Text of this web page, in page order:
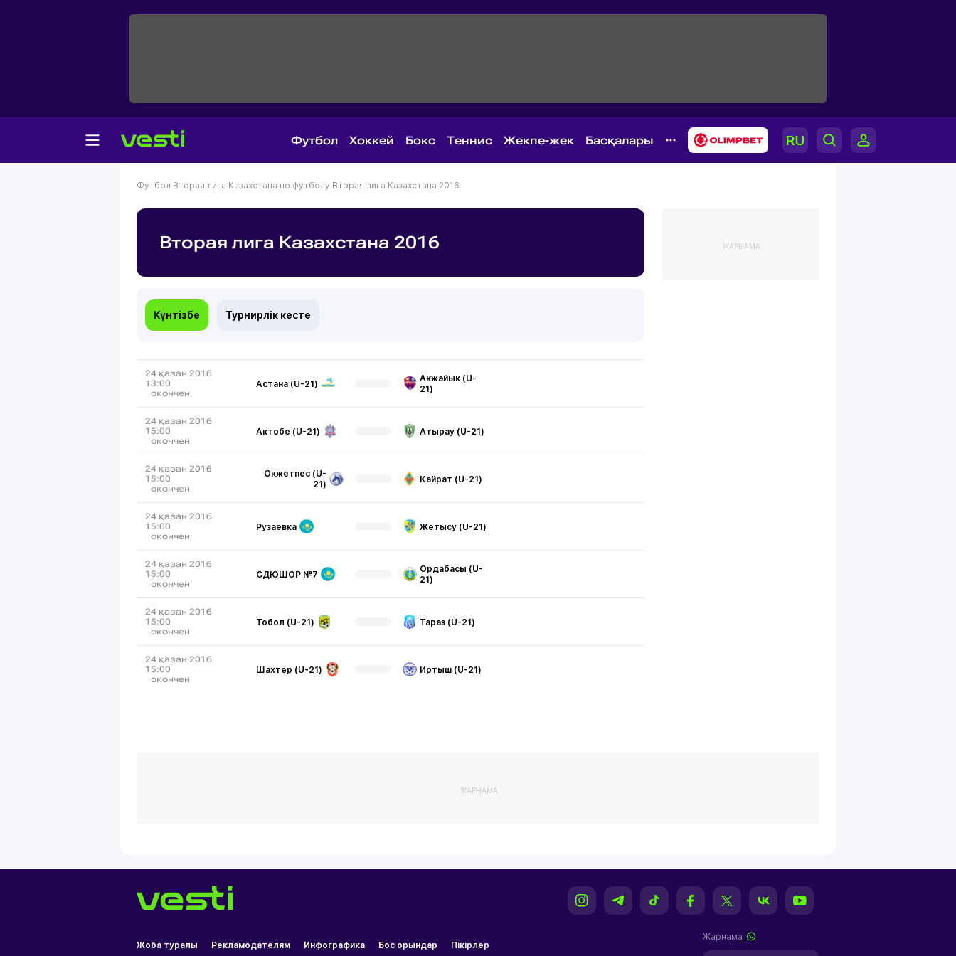
Футбол Хоккей Бокс Теннис Жекпе-жек Басқалары
Футбол Вторая лига Казахстана по футболу Вторая лига Казахстана 2016
Вторая лига Казахстана 2016
Күнтізбе Турнирлік кесте
24 қазан 2016
13:00
окончен
Астана (U-21)
Акжайык (U-
21)
24 қазан 2016
15:00
окончен
Актобе (U-21) Атырау (U-21)
24 қазан 2016
15:00
окончен
Окжетпес (U-
21)
Кайрат (U-21)
24 қазан 2016
15:00
окончен
Рузаевка Жетысу (U-21)
24 қазан 2016
15:00
окончен
СДЮШОР №7
Ордабасы (U-
21)
24 қазан 2016
15:00
окончен
Тобол (U-21) Тараз (U-21)
24 қазан 2016
15:00
окончен
Шахтер (U-21) Иртыш (U-21)
ЖАРНАМА
ЖАРНАМА
Жоба туралы Рекламодателям Инфографика Бос орындар Пікірлер
Жарнама